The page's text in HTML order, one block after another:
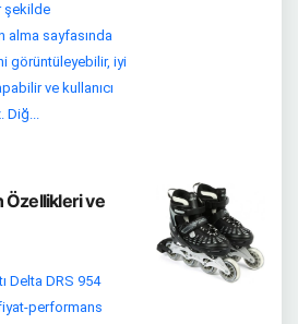
şekilde
alma sayfasında
görüntüleyebilir, iyi
ve kullanıcı
Diğ...
Özellikleri ve
Delta DRS 954
performans